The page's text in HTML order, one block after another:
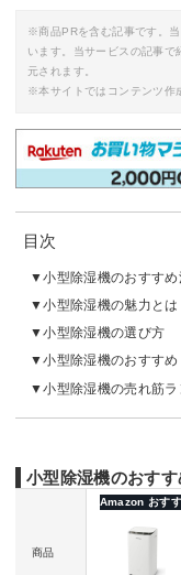
※商品PRを含む記事です。
います。当サービスの記事
元されます。
※本サイトではコンテンツ作
目次
小型除湿機のおすす
小型除湿機の魅力とは
小型除湿機の選び方
小型除湿機のおすすめ
小型除湿機の売れ筋
小型除湿機のおす
商品
Amazon おす